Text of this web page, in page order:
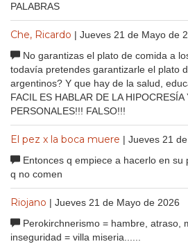
PALABRAS
Che, Ricardo | Jueves 21 de Mayo de
No garantizas el plato de comida a
todavía pretendes garantizarle el plato
argentinos? Y que hay de la salud,
FACIL ES HABLAR DE LA
PERSONALES!!! FALSO!!!
El pez x la boca muere | Jueves 21
Entonces q empiece a hacerlo en su
q no comen
Riojano | Jueves 21 de Mayo de 2026
Perokirchnerismo = hambre, atraso,
inseguridad = villa miseria......